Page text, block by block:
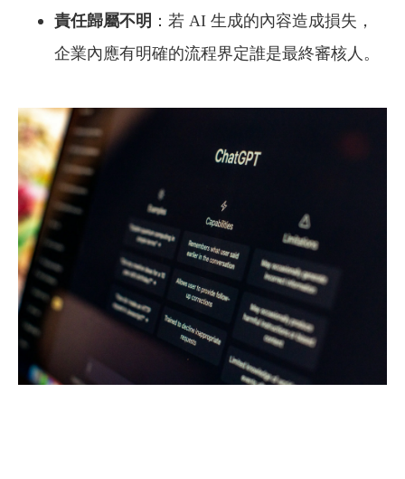
責任歸屬不明 ：若 AI 生成的內容造成損失，
企業內應有明確的流程界定誰是最終審核人。